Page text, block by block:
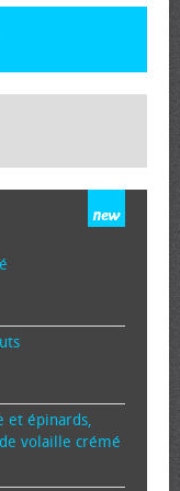
et épinards,
volaille crémé